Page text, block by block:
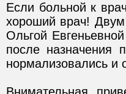
Если больной к
хороший врач!
Ольгой
после назначения